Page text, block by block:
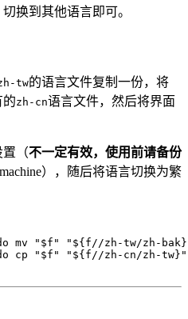
换到其他语言即可。
tw的语言文件复制一份，将
的zh-cn语言文件，然后将界面
（不一定有效，使用前请备份
），随后将语言切换为繁
mv " $f " " ${f//zh-tw/zh-bak}
cp " $f " " ${f//zh-cn/zh-tw} "